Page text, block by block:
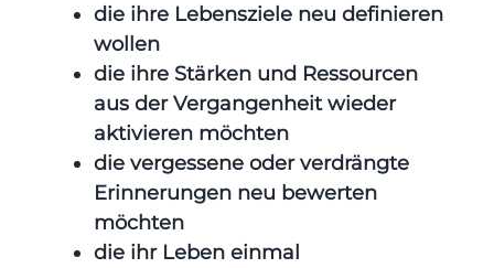
die ihre Lebensziele neu definieren
wollen
die ihre Stärken und Ressourcen
aus der Vergangenheit wieder
aktivieren möchten
die vergessene oder verdrängte
Erinnerungen neu bewerten
möchten
die ihr Leben einmal